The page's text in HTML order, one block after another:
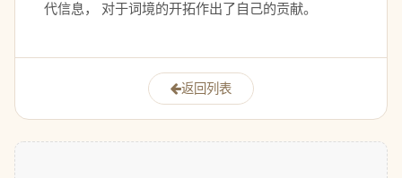
代信息， 对于词境的开拓作出了自己的贡献。
返回列表